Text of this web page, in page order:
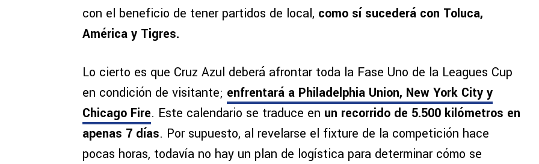
con el beneficio de tener partidos de local, como sí sucederá con Toluca,
América y Tigres.
Lo cierto es que Cruz Azul deberá afrontar toda la Fase Uno de la Leagues Cup
en condición de visitante; enfrentará a Philadelphia Union, New York City y
Chicago Fire. Este calendario se traduce en un recorrido de 5.500 kilómetros en
apenas 7 días. Por supuesto, al revelarse el fixture de la competición hace
pocas horas, todavía no hay un plan de logística para determinar cómo se